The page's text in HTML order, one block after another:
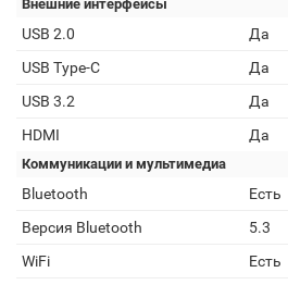
Внешние интерфейсы
USB 2.0
Да
USB Type-C
Да
USB 3.2
Да
HDMI
Да
Коммуникации и мультимедиа
Bluetooth
Есть
Версия Bluetooth
5.3
WiFi
Есть